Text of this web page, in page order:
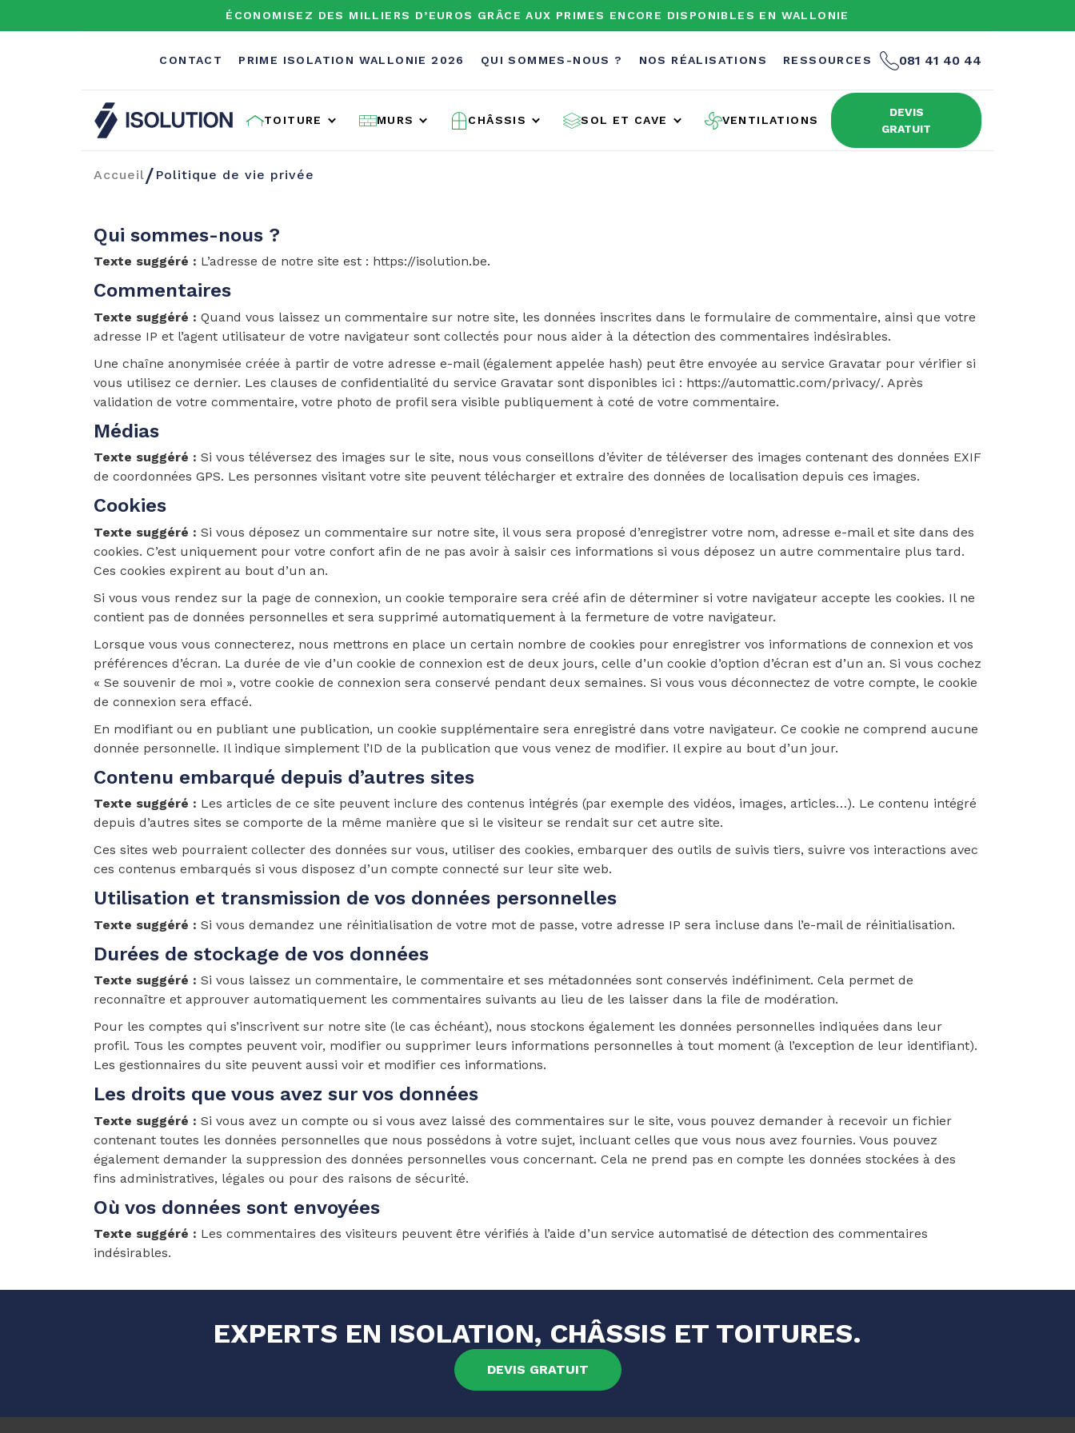
ÉCONOMISEZ DES MILLIERS D’EUROS GRÂCE AUX PRIMES ENCORE DISPONIBLES EN WALLONIE
CONTACT PRIME ISOLATION WALLONIE 2026 QUI SOMMES-NOUS ? NOS RÉALISATIONS RESSOURCES 081 41 40 44
TOITURE MURS CHÂSSIS SOL ET CAVE VENTILATIONS
DEVIS
GRATUIT
Accueil/ Politique de vie privée
Qui sommes-nous ?
Texte suggéré : L’adresse de notre site est : https://isolution.be.
Commentaires
Texte suggéré : Quand vous laissez un commentaire sur notre site, les données inscrites dans le formulaire de commentaire, ainsi que votre
adresse IP et l’agent utilisateur de votre navigateur sont collectés pour nous aider à la détection des commentaires indésirables.
Une chaîne anonymisée créée à partir de votre adresse e-mail (également appelée hash) peut être envoyée au service Gravatar pour vérifier si
vous utilisez ce dernier. Les clauses de confidentialité du service Gravatar sont disponibles ici : https://automattic.com/privacy/. Après
validation de votre commentaire, votre photo de profil sera visible publiquement à coté de votre commentaire.
Médias
Texte suggéré : Si vous téléversez des images sur le site, nous vous conseillons d’éviter de téléverser des images contenant des données EXIF
de coordonnées GPS. Les personnes visitant votre site peuvent télécharger et extraire des données de localisation depuis ces images.
Cookies
Texte suggéré : Si vous déposez un commentaire sur notre site, il vous sera proposé d’enregistrer votre nom, adresse e-mail et site dans des
cookies. C’est uniquement pour votre confort afin de ne pas avoir à saisir ces informations si vous déposez un autre commentaire plus tard.
Ces cookies expirent au bout d’un an.
Si vous vous rendez sur la page de connexion, un cookie temporaire sera créé afin de déterminer si votre navigateur accepte les cookies. Il ne
contient pas de données personnelles et sera supprimé automatiquement à la fermeture de votre navigateur.
Lorsque vous vous connecterez, nous mettrons en place un certain nombre de cookies pour enregistrer vos informations de connexion et vos
préférences d’écran. La durée de vie d’un cookie de connexion est de deux jours, celle d’un cookie d’option d’écran est d’un an. Si vous cochez
« Se souvenir de moi », votre cookie de connexion sera conservé pendant deux semaines. Si vous vous déconnectez de votre compte, le cookie
de connexion sera effacé.
En modifiant ou en publiant une publication, un cookie supplémentaire sera enregistré dans votre navigateur. Ce cookie ne comprend aucune
donnée personnelle. Il indique simplement l’ID de la publication que vous venez de modifier. Il expire au bout d’un jour.
Contenu embarqué depuis d’autres sites
Texte suggéré : Les articles de ce site peuvent inclure des contenus intégrés (par exemple des vidéos, images, articles…). Le contenu intégré
depuis d’autres sites se comporte de la même manière que si le visiteur se rendait sur cet autre site.
Ces sites web pourraient collecter des données sur vous, utiliser des cookies, embarquer des outils de suivis tiers, suivre vos interactions avec
ces contenus embarqués si vous disposez d’un compte connecté sur leur site web.
Utilisation et transmission de vos données personnelles
Texte suggéré : Si vous demandez une réinitialisation de votre mot de passe, votre adresse IP sera incluse dans l’e-mail de réinitialisation.
Durées de stockage de vos données
Texte suggéré : Si vous laissez un commentaire, le commentaire et ses métadonnées sont conservés indéfiniment. Cela permet de
reconnaître et approuver automatiquement les commentaires suivants au lieu de les laisser dans la file de modération.
Pour les comptes qui s’inscrivent sur notre site (le cas échéant), nous stockons également les données personnelles indiquées dans leur
profil. Tous les comptes peuvent voir, modifier ou supprimer leurs informations personnelles à tout moment (à l’exception de leur identifiant).
Les gestionnaires du site peuvent aussi voir et modifier ces informations.
Les droits que vous avez sur vos données
Texte suggéré : Si vous avez un compte ou si vous avez laissé des commentaires sur le site, vous pouvez demander à recevoir un fichier
contenant toutes les données personnelles que nous possédons à votre sujet, incluant celles que vous nous avez fournies. Vous pouvez
également demander la suppression des données personnelles vous concernant. Cela ne prend pas en compte les données stockées à des
fins administratives, légales ou pour des raisons de sécurité.
Où vos données sont envoyées
Texte suggéré : Les commentaires des visiteurs peuvent être vérifiés à l’aide d’un service automatisé de détection des commentaires
indésirables.
EXPERTS EN ISOLATION, CHÂSSIS ET TOITURES.
DEVIS GRATUIT